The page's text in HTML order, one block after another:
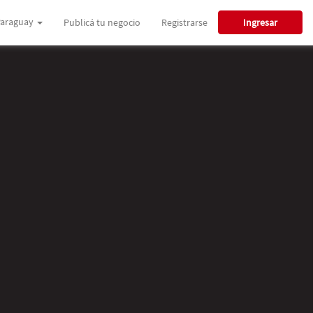
Publicá tu negocio Registrarse Ingresar